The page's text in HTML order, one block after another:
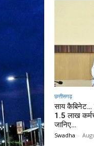
छत्तीसगढ़
साय कैबिनेट…
1.5 लाख
जानिए…
Swadha -